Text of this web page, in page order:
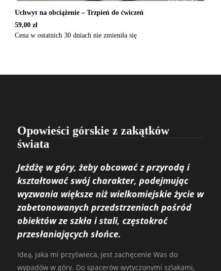
Uchwyt na obciążenie – Trzpień do ćwiczeń
59,00 zł
Cena w ostatnich 30 dniach nie zmieniła się
Opowieści górskie z zakątków
świata
Jeżdżę w góry, żeby obcować z przyrodą i
kształtować swój charakter, podejmując
wyzwania większe niż wielkomiejskie życie w
zabetonowanych przedstrzeniach pośród
obiektów ze szkła i stali, częstokroć
przesłaniających słońce.
Ideą, jaka mi przyświeca, jest zachęcenie Was do
wypadów w góry. Do spacerów wytyczonymi szlakami,